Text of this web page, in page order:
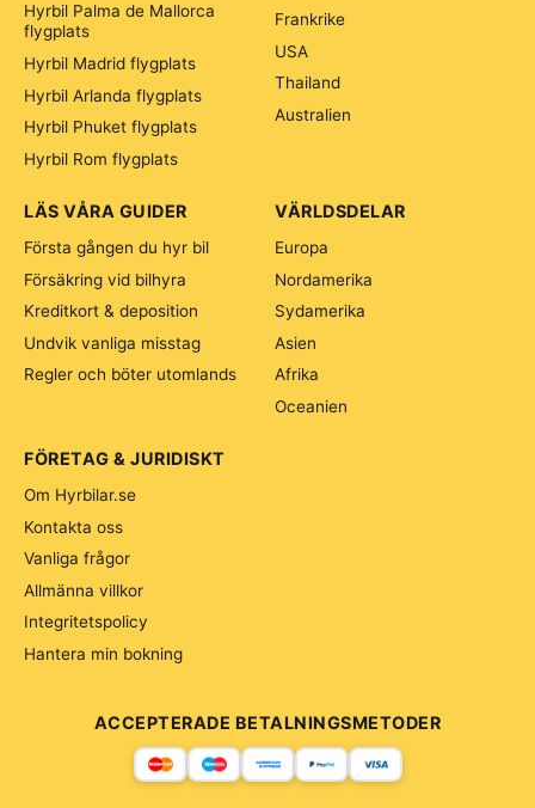
Hyrbil Palma de Mallorca
flygplats
Hyrbil Madrid flygplats
Hyrbil Arlanda flygplats
Hyrbil Phuket flygplats
Hyrbil Rom flygplats
Frankrike
USA
Thailand
Australien
VÄRLDSDELAR
Europa
Nordamerika
Sydamerika
Asien
Afrika
Oceanien
LÄS VÅRA GUIDER
Första gången du hyr bil
Försäkring vid bilhyra
Kreditkort & deposition
Undvik vanliga misstag
Regler och böter utomlands
FÖRETAG & JURIDISKT
Om Hyrbilar.se
Kontakta oss
Vanliga frågor
Allmänna villkor
Integritetspolicy
Hantera min bokning
ACCEPTERADE BETALNINGSMETODER